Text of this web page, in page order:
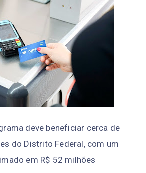
deve beneficiar cerca de
do Distrito Federal, com um
em R$ 52 milhões